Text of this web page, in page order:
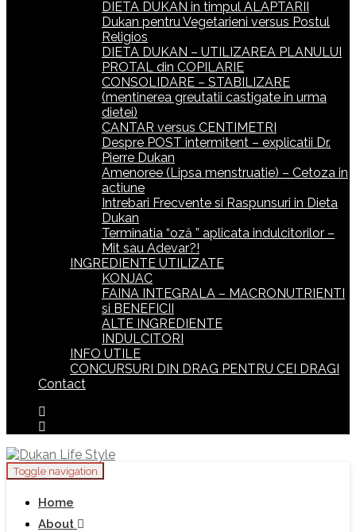
DIETA DUKAN in timpul ALAPTARII
Dukan pentru Vegetarieni versus Postul
Religios
DIETA DUKAN – UTILIZAREA PLANULUI
PROTAL din COPILARIE
CONSOLIDARE – STABILIZARE
(mentinerea greutatii castigate in urma
dietei)
CANTAR versus CENTIMETRI
Despre POST intermitent – explicatii Dr.
Pierre Dukan
Amenoree (Lipsa menstruatie) – Cetoza in
actiune
Intrebari Frecvente si Raspunsuri in Dieta
Dukan
Terminatia “oză ” aplicata indulcitorilor –
Mit sau Adevar?!
INGREDIENTE UTILIZATE
KONJAC
FAINA INTEGRALA – MACRONUTRIENTI
si BENEFICII
ALTE INGREDIENTE
INDULCITORI
INFO UTILE
CONCURSURI DIN DRAG PENTRU CEI DRAGI
Contact
Toggle navigation
Home
About